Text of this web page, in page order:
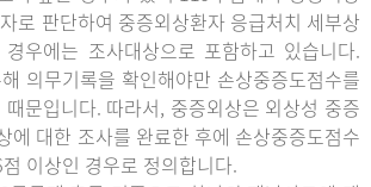
로 판단하여 중증외상환자 응급처치 세부상
우에는 조사대상으로 포함하고 있습니다.
의무기록을 확인해야만 손상중증도점수를
문입니다. 따라서, 중증외상은 외상성 중증
에 대한 조사를 완료한 후에 손상중증도점수
이상인 경우로 정의합니다.